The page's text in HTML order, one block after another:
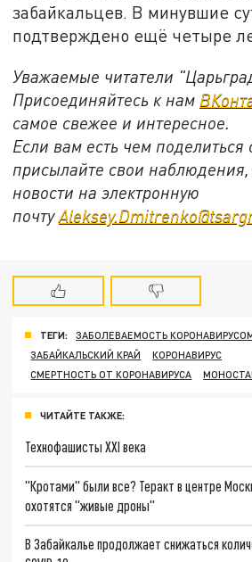
забайкальцев. В минувшие
подтверждено ещё четыре
Уважаемые читатели
Присоединяйтесь к нам
самое свежее и интересное.
Если вам есть чем поделиться
присылайте свои
новости на электронную
почту
ТЕГИ:
ЗАБОЛЕВАЕМОСТЬ
ЗАБАЙКАЛЬСКИЙ КРАЙ
КОРОНАВИРУС
СМЕРТНОСТЬ ОТ КОРОНАВИРУСА
ЧИТАЙТЕ ТАКЖЕ:
Технофашисты XXI века
"Кротами" были все? Теракт в центре
охотятся "живые дроны"
В Забайкалье продолжает снижаться